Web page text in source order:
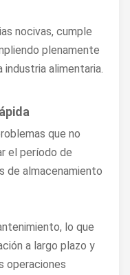
nocivas, cumple
plenamente
alimentaria.
que no
el período de
de almacenamiento
lo que
a largo plazo y
operaciones